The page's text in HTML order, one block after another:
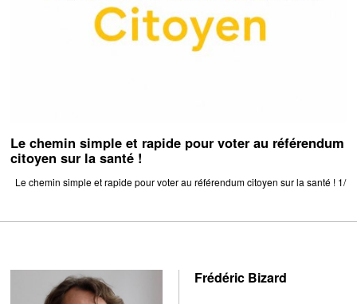
Le chemin simple et rapide pour voter au référendum
citoyen sur la santé !
Le chemin simple et rapide pour voter au référendum citoyen sur la santé ! 1/
Frédéric Bizard